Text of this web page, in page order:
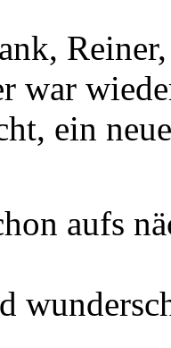
war
ein
aufs